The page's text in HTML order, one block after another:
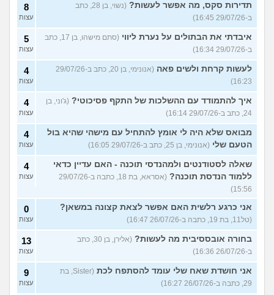
תדירות סקס, מה אפשר לעשות?
(נשוי, בן 28, כתב
ב-29/07/26 16:45)
8
עצות
איבדתי את הבתולים על נערת ליווי
(סתם מישהו, בן 17, כתב
ב-29/07/26 16:34)
5
עצות
לעשות קרחת ולשים פאה
(אנונימי, בן 20, כתב ב-29/07/26
16:23)
4
עצות
איך להתמודד עם ההשלכות של התקף פסיכוטי? (ג'וני, בן
24, כתב ב-29/07/26 16:14)
4
עצות
מבואס שלא היה לי אומץ להתחיל עם מישהי שהיא בול
הטעם שלי (אנונימי, בן 25, כתב ב-29/07/26 16:05)
4
עצות
שאלה לסטודנטים ולמהנדסי תוכנה - האם עדיין כדאי
ללמוד הנדסת תוכנה?
(אסראא, בת 18, כתבה ב-29/07/26
15:56)
4
עצות
אני כרגע רלשית האם אפשר לצאת קצונה במשאן?
(טל11, בת 19, כתבה ב-26/07/26 16:47)
0
עצות
בחורה אובססיבית מה לעשות?
(אלירן, בן 30, כתב
ב-26/07/26 16:36)
13
עצות
אני חושדת שאח שלי עומד להסתפח לכת
(Sister, בת
29, כתבה ב-26/07/26 16:27)
9
עצות